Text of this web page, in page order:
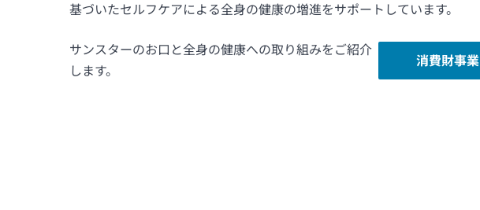
基づいたセルフケアによる全身の健康の増進をサポートしています。
サンスターのお口と全身の健康への取り組みをご紹介
します。
消費財事業